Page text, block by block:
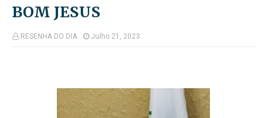
BOM JESUS
RESENHA DO DIA Julho 21, 2023